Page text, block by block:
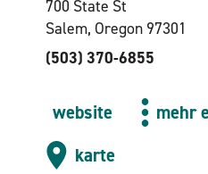
700 State St
Salem, Oregon 97301
(503) 370-6855
website
mehr
karte